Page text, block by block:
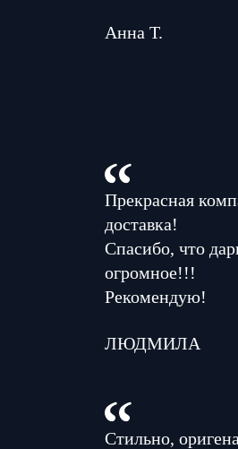
Анна Т.
Прекрасная
доставка!
Спасибо, что
огромное!!!
Рекомендую!
ЛЮДМИЛА
Стильно,